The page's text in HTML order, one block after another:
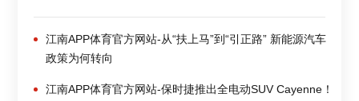
江南APP体育官方网站-从“扶上马”到“引正路” 新能源汽车
政策为何转向
江南APP体育官方网站-保时捷推出全电动SUV Cayenne！